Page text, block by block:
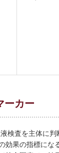
ーカー
検査を主体に判
効果の指標にな